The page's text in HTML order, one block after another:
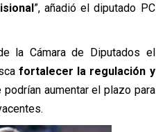
”, añadió el diputado PC
la Cámara de Diputados el
fortalecer la regulación y
aumentar el plazo para